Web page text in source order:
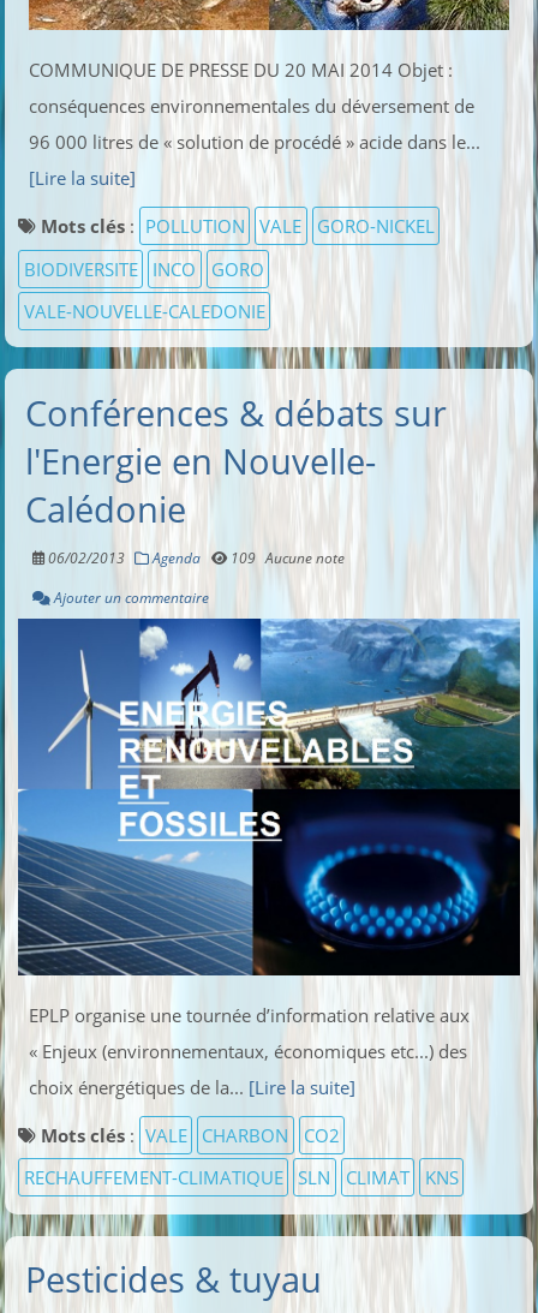
COMMUNIQUE DE PRESSE DU 20 MAI 2014 Objet :
conséquences environnementales du déversement de
96 000 litres de « solution de procédé » acide dans le...
[Lire la suite]
Mots clés : POLLUTION VALE
GORO-NICKEL
BIODIVERSITE
INCO
GORO
VALE-NOUVELLE-CALEDONIE
Conférences & débats sur
l'Energie en Nouvelle-
Calédonie
06/02/2013 Agenda 109 Aucune note
Ajouter un commentaire
EPLP organise une tournée d’information relative aux
« Enjeux (environnementaux, économiques etc...) des
choix énergétiques de la... [Lire la suite]
Mots clés : VALE CHARBON
CO2
RECHAUFFEMENT-CLIMATIQUE
SLN CLIMAT KNS
Pesticides & tuyau